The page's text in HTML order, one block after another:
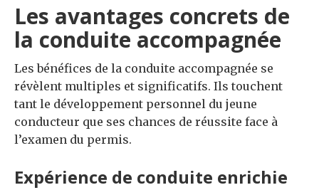
Les avantages concrets de
la conduite accompagnée
Les bénéfices de la conduite accompagnée se
révèlent multiples et significatifs. Ils touchent
tant le développement personnel du jeune
conducteur que ses chances de réussite face à
l’examen du permis.
Expérience de conduite enrichie